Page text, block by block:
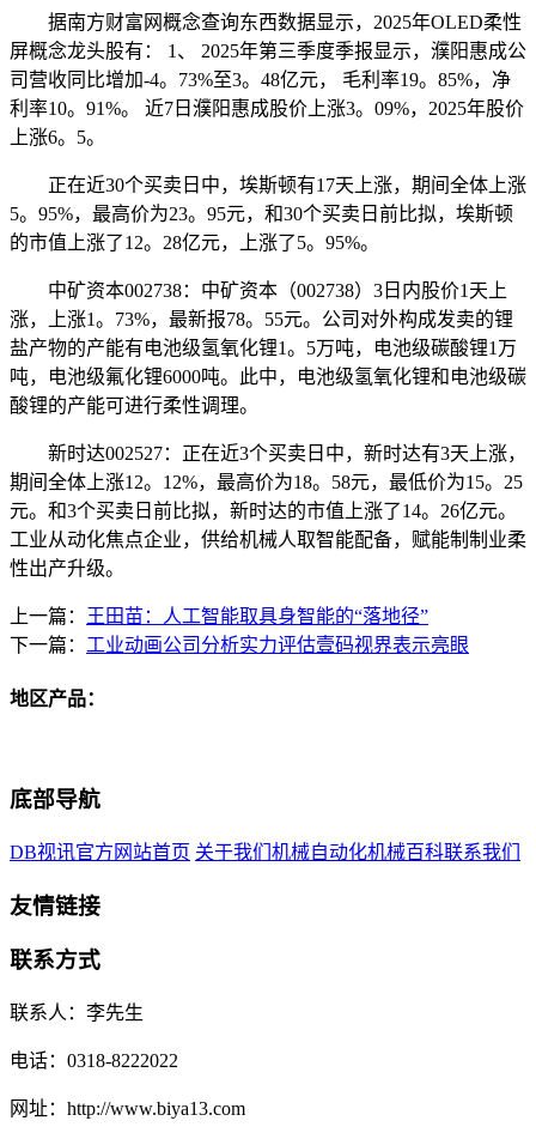
据南方财富网概念查询东西数据显示，2025年OLED柔性
屏概念龙头股有： 1、 2025年第三季度季报显示，濮阳惠成公
司营收同比增加-4。73%至3。48亿元， 毛利率19。85%，净
利率10。91%。 近7日濮阳惠成股价上涨3。09%，2025年股价
上涨6。5。
正在近30个买卖日中，埃斯顿有17天上涨，期间全体上涨
5。95%，最高价为23。95元，和30个买卖日前比拟，埃斯顿
的市值上涨了12。28亿元，上涨了5。95%。
中矿资本002738：中矿资本（002738）3日内股价1天上
涨，上涨1。73%，最新报78。55元。公司对外构成发卖的锂
盐产物的产能有电池级氢氧化锂1。5万吨，电池级碳酸锂1万
吨，电池级氟化锂6000吨。此中，电池级氢氧化锂和电池级碳
酸锂的产能可进行柔性调理。
新时达002527：正在近3个买卖日中，新时达有3天上涨，
期间全体上涨12。12%，最高价为18。58元，最低价为15。25
元。和3个买卖日前比拟，新时达的市值上涨了14。26亿元。
工业从动化焦点企业，供给机械人取智能配备，赋能制制业柔
性出产升级。
上一篇：
王田苗：人工智能取具身智能的“落地径”
下一篇： 工业动画公司分析实力评估壹码视界表示亮眼
地区产品：
底部导航
DB视讯官方网站首页 关于我们 机械自动化机械百科联系我们
友情链接
联系方式
联系人：李先生
电话：0318-8222022
网址：http://www.biya13.com